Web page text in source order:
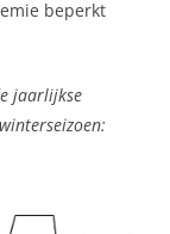
beperkt
jaarlijkse